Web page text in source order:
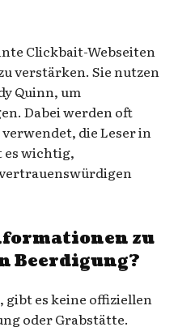
Clickbait-Webseiten
verstärken. Sie nutzen
Quinn, um
Dabei werden oft
die Leser in
es wichtig,
zu
Beerdigung?
gibt es keine offiziellen
oder Grabstätte.